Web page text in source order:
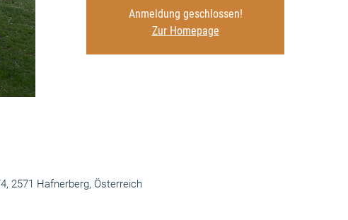
Anmeldung geschlossen!
Zur Homepage
2571 Hafnerberg, Österreich